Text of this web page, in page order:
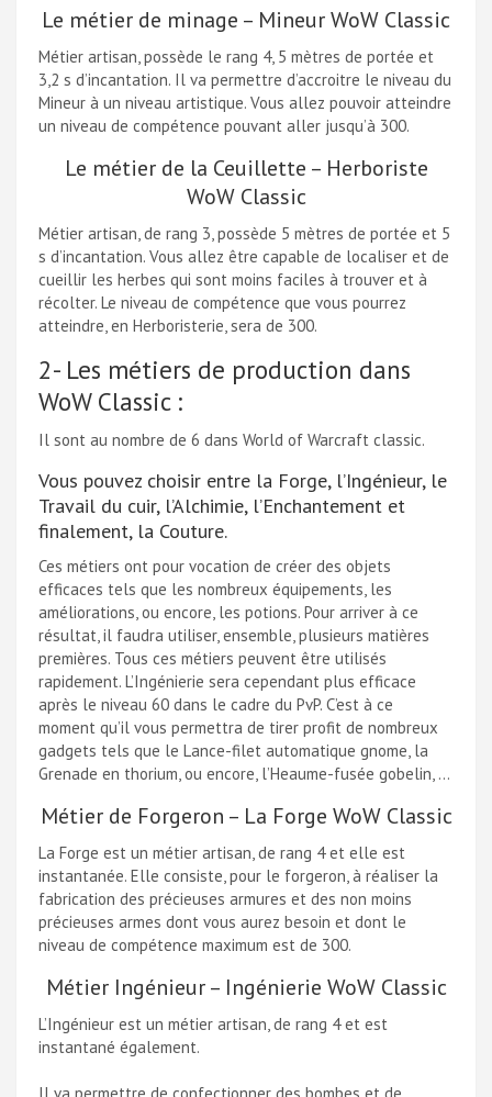
Le métier de minage – Mineur WoW Classic
Métier artisan, possède le rang 4, 5 mètres de portée et
3,2 s d’incantation. Il va permettre d’accroitre le niveau du
Mineur à un niveau artistique. Vous allez pouvoir atteindre
un niveau de compétence pouvant aller jusqu’à 300.
Le métier de la Ceuillette – Herboriste
WoW Classic
Métier artisan, de rang 3, possède 5 mètres de portée et 5
s d’incantation. Vous allez être capable de localiser et de
cueillir les herbes qui sont moins faciles à trouver et à
récolter. Le niveau de compétence que vous pourrez
atteindre, en Herboristerie, sera de 300.
2- Les métiers de production dans
WoW Classic :
Il sont au nombre de 6 dans World of Warcraft classic.
Vous pouvez choisir entre la Forge, l’Ingénieur, le
Travail du cuir, l’Alchimie, l’Enchantement et
finalement, la Couture.
Ces métiers ont pour vocation de créer des objets
efficaces tels que les nombreux équipements, les
améliorations, ou encore, les potions. Pour arriver à ce
résultat, il faudra utiliser, ensemble, plusieurs matières
premières. Tous ces métiers peuvent être utilisés
rapidement. L’Ingénierie sera cependant plus efficace
après le niveau 60 dans le cadre du PvP. C’est à ce
moment qu’il vous permettra de tirer profit de nombreux
gadgets tels que le Lance-filet automatique gnome, la
Grenade en thorium, ou encore, l’Heaume-fusée gobelin, …
Métier de Forgeron – La Forge WoW Classic
La Forge est un métier artisan, de rang 4 et elle est
instantanée. Elle consiste, pour le forgeron, à réaliser la
fabrication des précieuses armures et des non moins
précieuses armes dont vous aurez besoin et dont le
niveau de compétence maximum est de 300.
Métier Ingénieur – Ingénierie WoW Classic
L’Ingénieur est un métier artisan, de rang 4 et est
instantané également.